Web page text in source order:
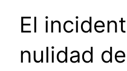
El
nulidad de